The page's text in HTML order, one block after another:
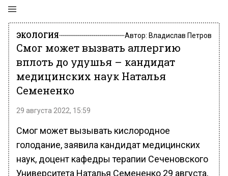
ЭКОЛОГИЯ Автор: Владислав Петров
Смог может вызвать аллергию
вплоть до удушья – кандидат
медицинских наук Наталья
Семененко
29 августа 2022, 15:59
Смог может вызывать кислородное
голодание, заявила кандидат медицинских
наук, доцент кафедры терапии Сеченовского
Университета Наталья Семененко 29 августа,